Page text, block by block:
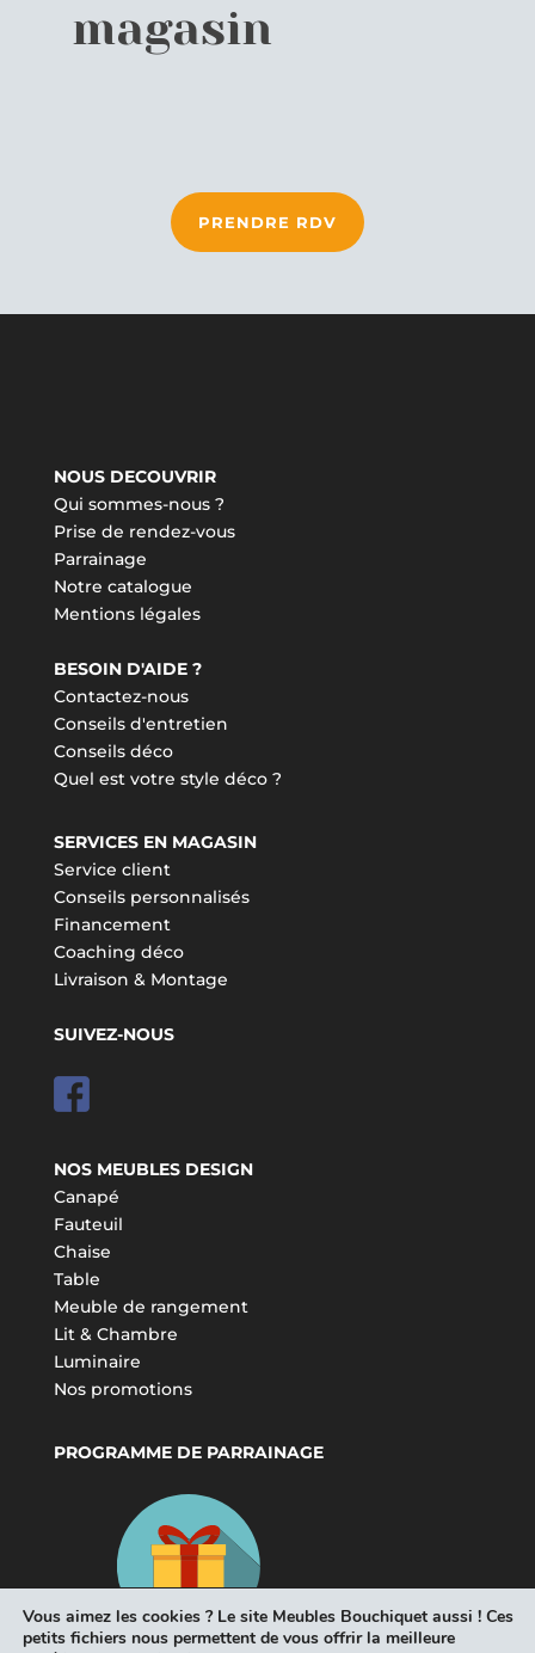
magasin
PRENDRE RDV
NOUS DECOUVRIR
Qui sommes-nous ?
Prise de rendez-vous
Parrainage
Notre catalogue
Mentions légales
BESOIN D'AIDE ?
Contactez-nous
Conseils d'entretien
Conseils déco
Quel est votre style déco ?
SERVICES EN MAGASIN
Service client
Conseils personnalisés
Financement
Coaching déco
Livraison & Montage
SUIVEZ-NOUS
NOS MEUBLES DESIGN
Canapé
Fauteuil
Chaise
Table
Meuble de rangement
Lit & Chambre
Luminaire
Nos promotions
PROGRAMME DE PARRAINAGE
Vous aimez les cookies ? Le site Meubles Bouchiquet aussi ! Ces
petits fichiers nous permettent de vous offrir la meilleure